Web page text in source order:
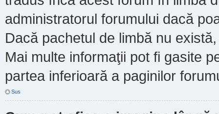
administratorul forumului dacă
Dacă pachetul de limbă nu
Mai multe informaţii pot fi gasite
partea inferioară a paginilor
Sus